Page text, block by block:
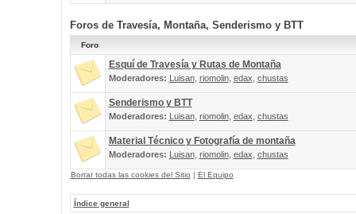
Foros de Travesía, Montaña, Senderismo y BTT
Foro
Esquí de Travesía y Rutas de Montaña
Moderadores: Luisan, riomolin, edax chustas
Senderismo y BTT
Moderadores: Luisan, riomolin, edax chustas
Material Técnico y Fotografía de montaña
Moderadores: Luisan, riomolin, edax chustas
Borrar todas las cookies del Sitio | El Equipo
Índice general